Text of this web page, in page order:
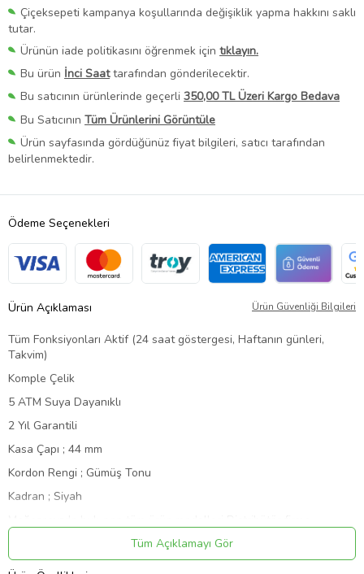
Çiçeksepeti kampanya koşullarında değişiklik yapma hakkını saklı
tutar.
Ürünün iade politikasını öğrenmek için tıklayın.
Bu ürün İnci Saattarafından gönderilecektir.
Bu satıcının ürünlerinde geçerli 350,00 TL Üzeri Kargo Bedava
Bu Satıcının Tüm Ürünlerini Görüntüle
Ürün sayfasında gördüğünüz fiyat bilgileri, satıcı tarafından
belirlenmektedir.
Ödeme Seçenekleri
Ürün Açıklaması Ürün Güvenliği Bilgileri
Tüm Fonksiyonları Aktif (24 saat göstergesi, Haftanın günleri,
Takvim)
Komple Çelik
5 ATM Suya Dayanıklı
2 Yıl Garantili
Kasa Çapı ; 44 mm
Kordon Rengi ; Gümüş Tonu
Kadran ; Siyah
tarafından 2 yıl garanti kapsamındadır. Siparişiniz onaylanmış
orijinal garanti belgesi ve kutusu ile birlikte anlaşmalı kargo firması
tarafından hızlı ve ücretsiz bir şekilde adresinize teslim edilecektir.
Tüm Açıklamayı Gör